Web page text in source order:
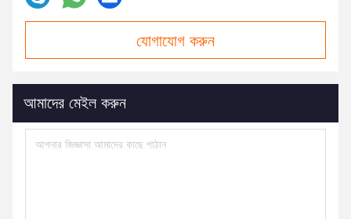
যোগাযোগ করুন
আমাদের মেইল ​​করুন